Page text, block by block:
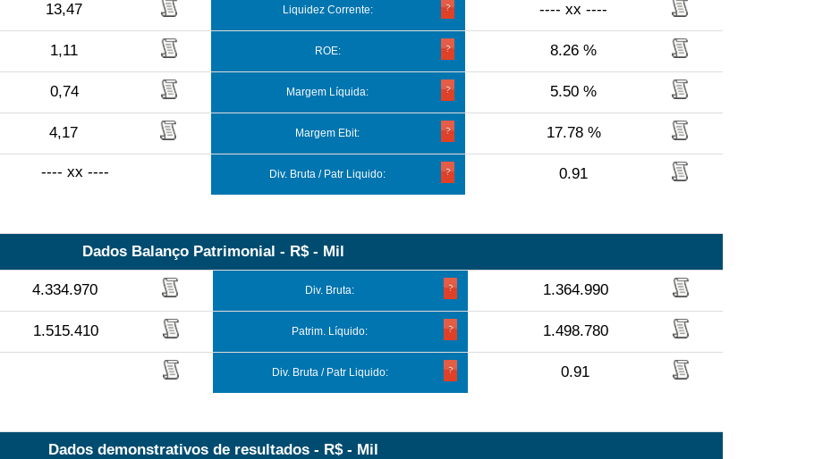
13,47 Liquidez Corrente: ---- xx ----
1,11 ROE: 8.26 %
0,74 Margem Líquida: 5.50 %
4,17 Margem Ebit: 17.78 %
---- xx ---- Div. Bruta / Patr Liquido: 0.91
Dados Balanço Patrimonial - R$ - Mil
4.334.970 Div. Bruta: 1.364.990
1.515.410 Patrim. Líquido: 1.498.780
Div. Bruta / Patr Liquido: 0.91
Dados demonstrativos de resultados - R$ - Mil